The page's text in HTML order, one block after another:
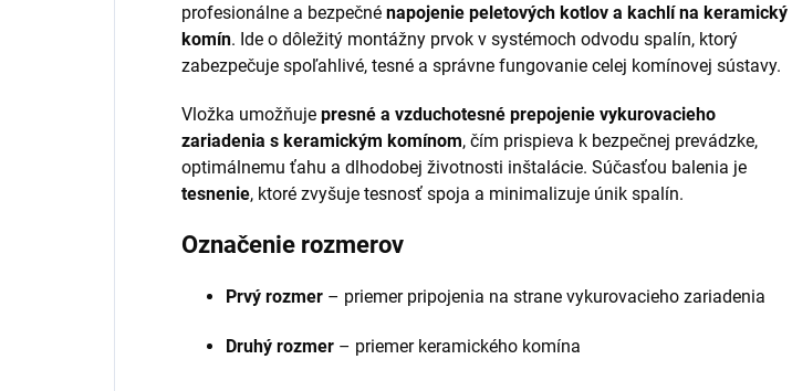
profesionálne a bezpečné napojenie peletových kotlov a kachlí na keramický
komín. Ide o dôležitý montážny prvok v systémoch odvodu spalín, ktorý
zabezpečuje spoľahlivé, tesné a správne fungovanie celej komínovej sústavy.
Vložka umožňuje presné a vzduchotesné prepojenie vykurovacieho
zariadenia s keramickým komínom, čím prispieva k bezpečnej prevádzke,
optimálnemu ťahu a dlhodobej životnosti inštalácie. Súčasťou balenia je
tesnenie, ktoré zvyšuje tesnosť spoja a minimalizuje únik spalín.
Označenie rozmerov
Prvý rozmer – priemer pripojenia na strane vykurovacieho zariadenia
Druhý rozmer – priemer keramického komína